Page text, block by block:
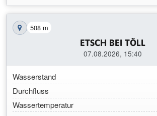
Station auf der Karte anzeigen
508 m
ETSCH BEI TÖLL
07.08.2026, 15:40
Wasserstand
Durchfluss
Wassertemperatur